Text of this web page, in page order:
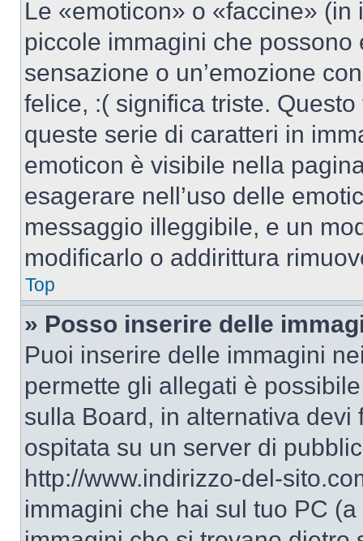
Le «emoticon» o «faccine»
piccole immagini che
sensazione o un’emozione
felice, :( significa triste.
queste serie di caratteri in
emoticon è visibile nella
esagerare nell’uso delle
messaggio illeggibile, e un
modificarlo o addirittura
Top
» Posso inserire delle
Puoi inserire delle immagini
permette gli allegati è
sulla Board, in alternativa devi
ospitata su un server di
http://www.indirizzo-del-
immagini che hai sul tuo PC